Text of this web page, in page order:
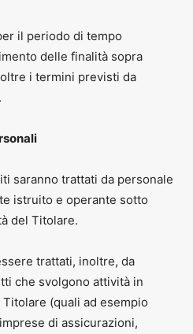
il periodo di tempo
delle finalità sopra
i termini previsti da
saranno trattati da personale
istruito e operante sotto
del Titolare.
trattati, inoltre, da
che svolgono attività in
(quali ad esempio
di assicurazioni,